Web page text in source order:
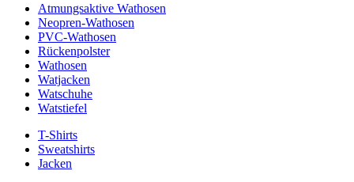
Atmungsaktive Wathosen
Neopren-Wathosen
PVC-Wathosen
Rückenpolster
Wathosen
Watjacken
Watschuhe
Watstiefel
T-Shirts
Sweatshirts
Jacken